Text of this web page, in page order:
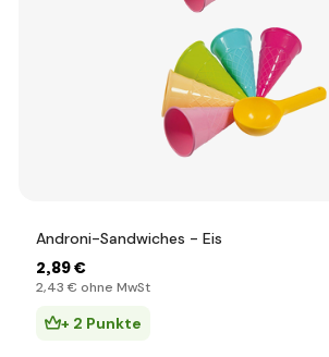
Androni-Sandwiches - Eis
2,89 €
2,43 € ohne MwSt
+ 2 Punkte